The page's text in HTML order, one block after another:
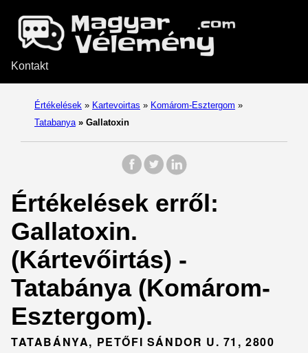
Kontakt
Értékelések » Kartevoirtas » Komárom-Esztergom »
Tatabanya » Gallatoxin
Értékelések erről:
Gallatoxin.
(Kártevőirtás) -
Tatabánya (Komárom-
Esztergom).
TATABÁNYA, PETŐFI SÁNDOR U. 71, 2800